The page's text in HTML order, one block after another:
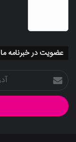
عضویت در خبرنامه ما
آدرس
ایمیل
خود
را
وارد